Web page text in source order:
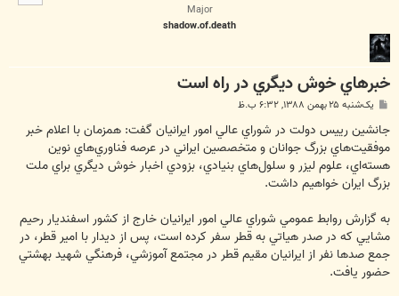
Major
shadow.of.death
خبرهاي خوش ديگري در راه است
ت
یک‌شنبه ۲۵ بهمن ۱۳۸۸, ۶:۳۲ ب.ظ
جانشين رييس دولت در شوراي عالي امور ايرانيان گفت: همزمان با اعلام خبر
موفقيت‌هاي بزرگ جوانان و متخصصين ايراني در عرصه فناوري‌هاي نوين
هسته‌اي، علوم ليزر و سلول‌هاي بنيادي، بزودي اخبار خوش ديگري براي ملت
بزرگ ايران خواهيم داشت.
به گزارش روابط عمومي شوراي عالي امور ايرانيان خارج از کشور اسفنديار رحيم
مشايي که در صدر هياتي به قطر سفر کرده است، پس از ديدار با امير قطر، در
جمع صدها نفر از ايرانيان مقيم قطر در مجتمع آموزشي، فرهنگي شهيد بهشتي
حضور يافت.